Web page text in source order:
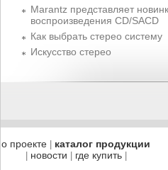
Marantz представляет
воспроизведения CD/SACD
Как выбрать стерео систему
Искусство стерео
о проекте каталог продукции
новости где купить|